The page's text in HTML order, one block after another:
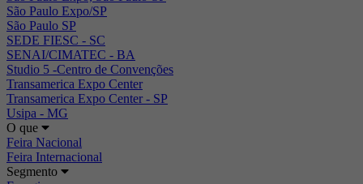
São Paulo Expo/SP
São Paulo SP
SEDE FIESC - SC
SENAI/CIMATEC - BA
Studio 5 -Centro de Convenções
Transamerica Expo Center
Transamerica Expo Center - SP
Usipa - MG
O que
Feira Nacional
Feira Internacional
Segmento